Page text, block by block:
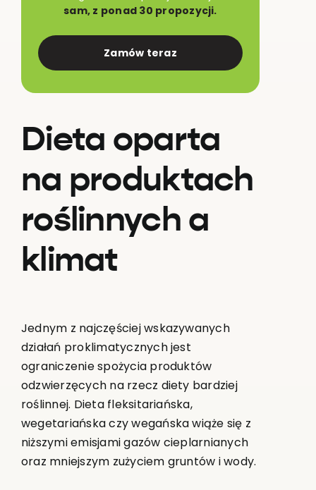
sam, z ponad 30 propozycji.
Zamów teraz
Dieta oparta
na produktach
roślinnych a
klimat
Jednym z najczęściej wskazywanych
działań proklimatycznych jest
ograniczenie spożycia produktów
odzwierzęcych na rzecz diety bardziej
roślinnej. Dieta fleksitariańska,
wegetariańska czy wegańska wiąże się z
niższymi emisjami gazów cieplarnianych
oraz mniejszym zużyciem gruntów i wody.